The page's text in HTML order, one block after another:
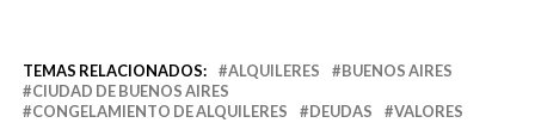
TEMAS RELACIONADOS: ALQUILERES
BUENOS AIRES
CIUDAD DE BUENOS AIRES
CONGELAMIENTO DE ALQUILERES
DEUDAS VALORES